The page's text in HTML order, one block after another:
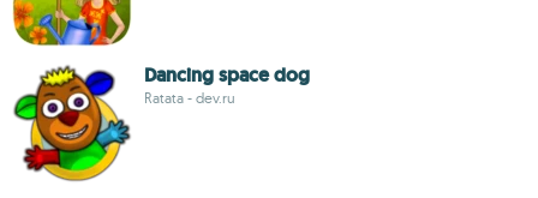
Dancing space dog
Ratata - dev.ru